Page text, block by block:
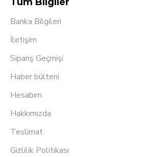
Banka Bilgileri
İletişim
Sipariş Geçmişi
Haber bülteni
Hesabım
Hakkımızda
Teslimat
Gizlilik Politikası